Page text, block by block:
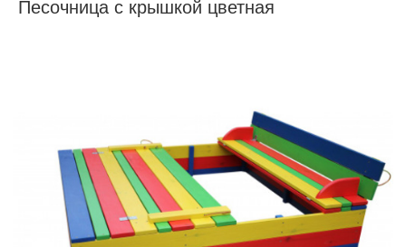
Песочница с крышкой цветная